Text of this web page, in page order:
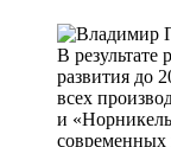
В
развития до
всех
и
современных